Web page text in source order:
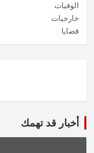
الوفيات
خارجيات
قضايا
أخبار قد تهمك